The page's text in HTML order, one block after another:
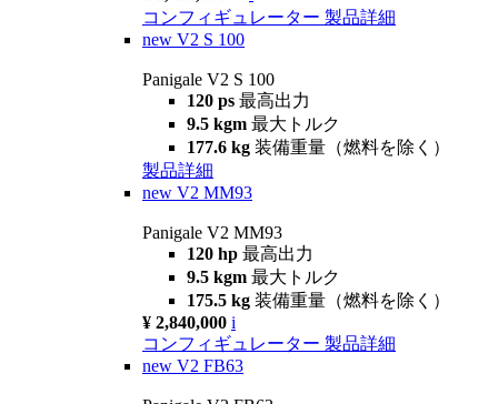
コンフィギュレーター 製品詳細
new V2 S 100
Panigale V2 S 100
120 ps 最高出力
9.5 kgm 最大トルク
177.6 kg 装備重量（燃料を除く）
製品詳細
new V2 MM93
Panigale V2 MM93
120 hp 最高出力
9.5 kgm 最大トルク
175.5 kg 装備重量（燃料を除く）
¥ 2,840,000 i
コンフィギュレーター 製品詳細
new V2 FB63